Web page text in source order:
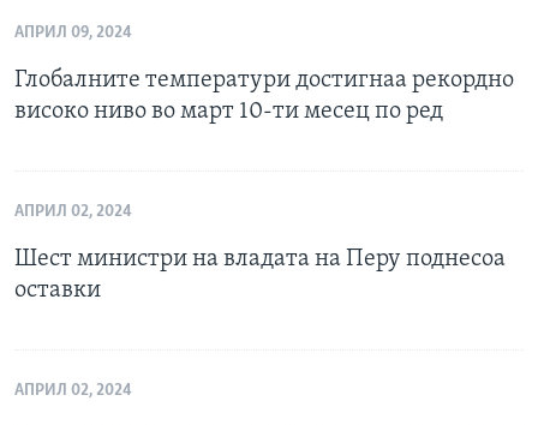
АПРИЛ 09, 2024
Глобалните температури достигнаа рекордно
високо ниво во март 10-ти месец по ред
АПРИЛ 02, 2024
Шест министри на владата на Перу поднесоа
оставки
АПРИЛ 02, 2024